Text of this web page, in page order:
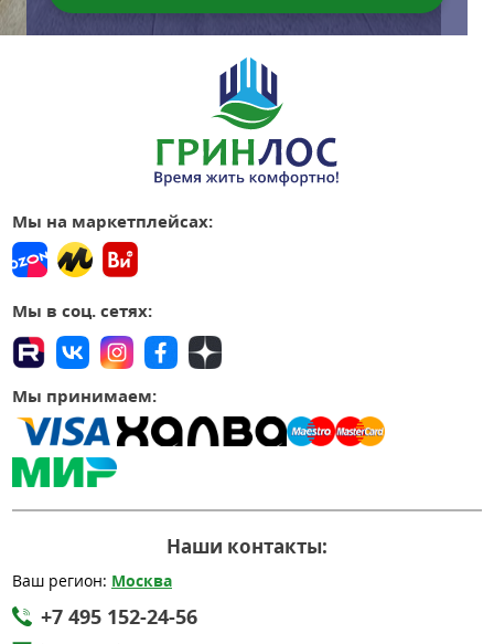
Мы на маркетплейсах:
Мы в соц. сетях:
Мы принимаем:
Наши контакты:
Ваш регион: Москва
+7 495 152-24-56